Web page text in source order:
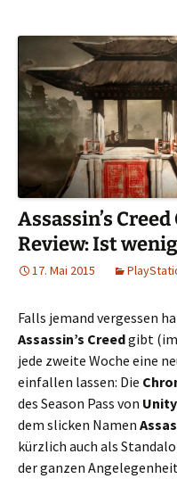
Assassin’s
Review: Ist
17. Mai 2015
Falls jemand vergessen
Assassin’s Creedgibt
jede zweite Woche eine
einfallen lassen: Die
des Season Pass von Unity
dem slicken Namen
kürzlich auch als
der ganzen